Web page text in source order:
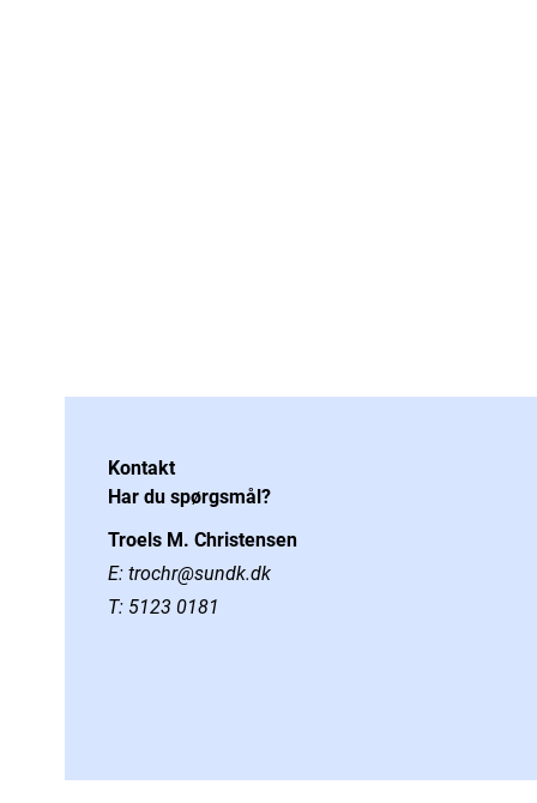
Kontakt
Har du spørgsmål?
Troels M. Christensen
E: trochr@sundk.dk
T: 5123 0181